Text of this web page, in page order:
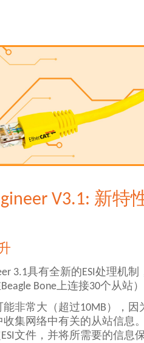
V3.1: 新特
3.1具有全新的ESI处理机
Bone上连接30个从站）
能非常大（超过10MB），
收集网络中有关的从站信息
文件，并将所需要的信